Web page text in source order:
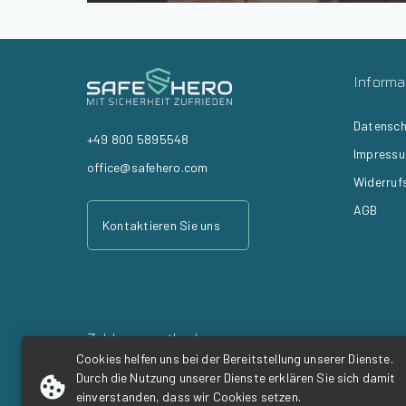
Cookies helfen uns bei der Bereitstellung unserer Dienste.
Durch die Nutzung unserer Dienste erklären Sie sich damit
einverstanden, dass wir Cookies setzen.
+49 800 5895548
office@safehero.com
Kontaktieren Sie uns
AGB
Zahlungsmethoden